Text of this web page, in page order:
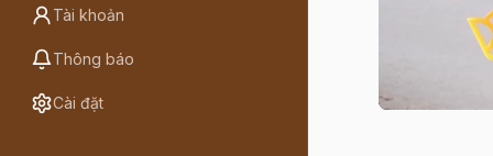
Tài khoản
Thông báo
Cài đặt